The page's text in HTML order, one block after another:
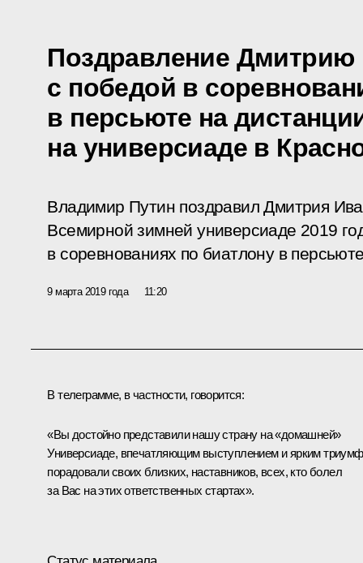
Поздравление Дмитрию
с победой в
в персьюте на
на универсиаде в
Владимир Путин поздравил Дмитрия
Всемирной зимней универсиаде 2019
в соревнованиях по биатлону в
9 марта 2019 года 11:20
В телеграмме, в частности, говорится:
«Вы достойно представили нашу страну на «домашней»
Универсиаде, впечатляющим выступлением и ярким
порадовали своих близких, наставников, всех, кто болел
за Вас на этих ответственных стартах».